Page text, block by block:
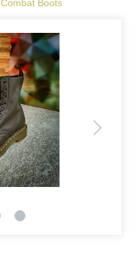
Combat Boots